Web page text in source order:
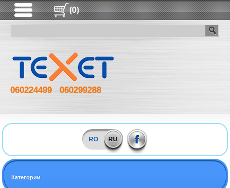
(0)
060224499 060299288
RO RU
Категории